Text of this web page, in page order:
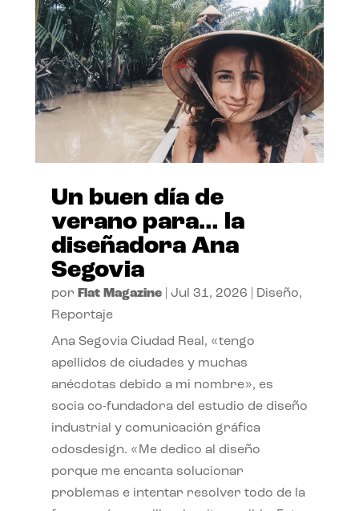
Un buen día de
verano para… la
diseñadora Ana
Segovia
por Flat Magazine| Jul 31, 2026 Diseño,
Reportaje
Ana Segovia Ciudad Real, «tengo
apellidos de ciudades y muchas
anécdotas debido a mi nombre», es
socia co-fundadora del estudio de diseño
industrial y comunicación gráfica
odosdesign. «Me dedico al diseño
porque me encanta solucionar
problemas e intentar resolver todo de la